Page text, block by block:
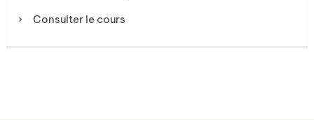
Consulter le cours